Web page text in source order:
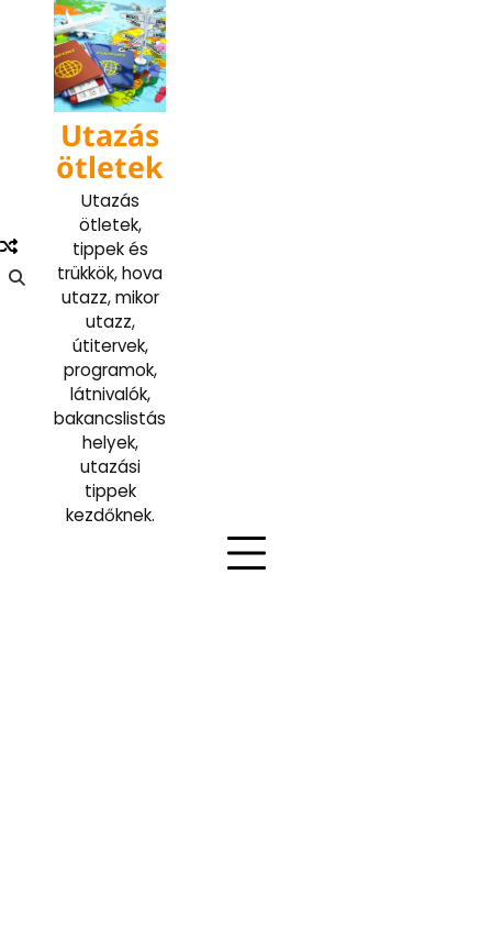
content
Utazás
ötletek
Utazás
ötletek,
tippek és
trükkök, hova
utazz, mikor
utazz,
útitervek,
programok,
látnivalók,
bakancslistás
helyek,
utazási
tippek
kezdőknek.